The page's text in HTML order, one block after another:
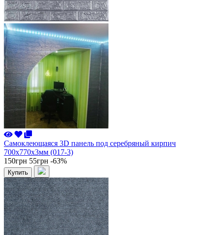
Самоклеющаяся 3D панель под серебряный кирпич
700x770x3мм (017-3)
150грн 55грн -63%
Купить